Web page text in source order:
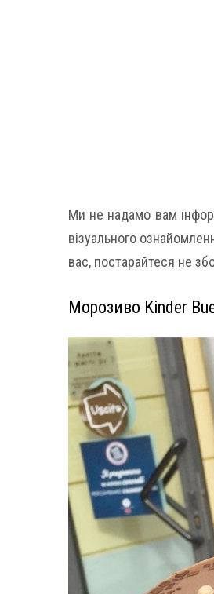
Ми не надамо вам
візуального
вас, постарайтеся не
Морозиво Kinder